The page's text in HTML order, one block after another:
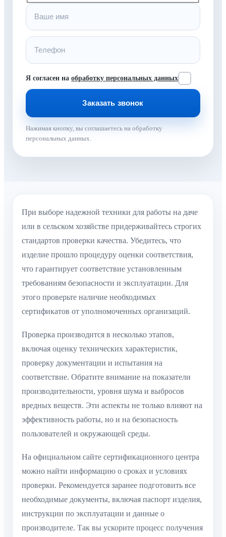
Я согласен на обработку персональных данных
Нажимая кнопку, вы соглашаетесь на обработку
персональных данных.
При выборе надежной техники для работы на даче
или в сельском хозяйстве придерживайтесь строгих
стандартов проверки качества. Убедитесь, что
изделие прошло процедуру оценки соответствия,
что гарантирует соответствие установленным
требованиям безопасности и эксплуатации. Для
этого проверьте наличие необходимых
сертификатов от уполномоченных организаций.
Проверка производится в несколько этапов,
включая оценку технических характеристик,
проверку документации и испытания на
соответствие. Обратите внимание на показатели
производительности, уровня шума и выбросов
вредных веществ. Эти аспекты не только влияют на
эффективность работы, но и на безопасность
пользователей и окружающей среды.
На официальном сайте сертификационного центра
можно найти информацию о сроках и условиях
проверки. Рекомендуется заранее подготовить все
необходимые документы, включая паспорт изделия,
инструкции по эксплуатации и данные о
производителе. Так вы ускорите процесс получения